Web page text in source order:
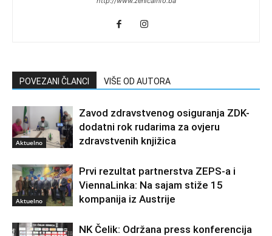
POVEZANI ČLANCI VIŠE OD AUTORA
Aktuelno
Zavod zdravstvenog osiguranja ZDK-
dodatni rok rudarima za ovjeru
zdravstvenih knjižica
Aktuelno
Prvi rezultat partnerstva ZEPS-a i
ViennaLinka: Na sajam stiže 15
kompanija iz Austrije
NK Čelik: Održana press konferencija